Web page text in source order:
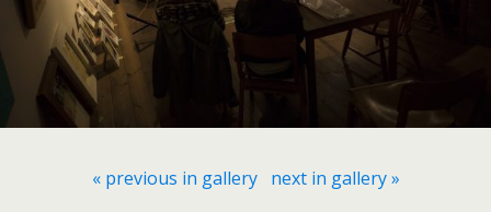
« previous in gallery next in gallery »